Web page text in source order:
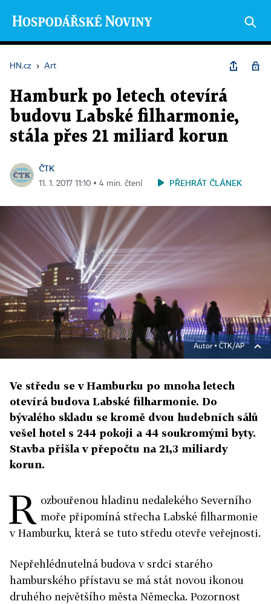
HN.cz › Art
Hamburk po letech otevírá
budovu Labské filharmonie,
stála přes 21 miliard korun
ČTK
11. 1. 2017 11:10 ▪ 4 min. čtení PŘEHRÁT ČLÁNEK
Autor ▪ ČTK/AP
Ve středu se v Hamburku po mnoha letech
otevírá budova Labské filharmonie. Do
bývalého skladu se kromě dvou hudebních sálů
vešel hotel s 244 pokoji a 44 soukromými byty.
Stavba přišla v přepočtu na 21,3 miliardy
korun.
R ozbouřenou hladinu nedalekého Severního
moře připomíná střecha Labské filharmonie
v Hamburku, která se tuto středu otevře veřejnosti.
Nepřehlédnutelná budova v srdci starého
hamburského přístavu se má stát novou ikonou
druhého největšího města Německa. Pozornost